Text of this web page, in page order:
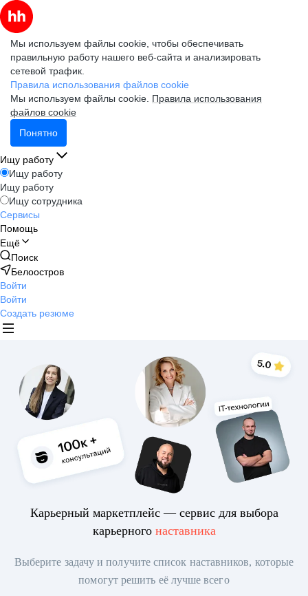
Мы используем файлы cookie, чтобы обеспечивать
правильную работу нашего веб-сайта и анализировать
сетевой трафик.
Правила использования файлов cookie
Мы используем файлы cookie. Правила использования
файлов cookie
Понятно
Ищу работу
Ищу работу
Ищу работу
Ищу сотрудника
Сервисы
Помощь
Ещё
Поиск
Белоостров
Войти
Войти
Создать резюме
Карьерный маркетплейс — сервис для выбора
карьерного наставника
Выберите задачу и получите список наставников, которые
помогут решить её лучше всего